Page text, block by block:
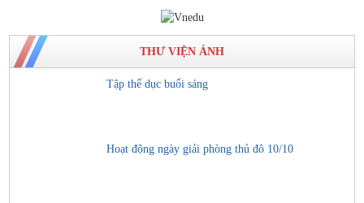
THƯ VIỆN ẢNH
Tập thể dục buổi sáng
Hoạt động ngày giải phòng thủ đô 10/10